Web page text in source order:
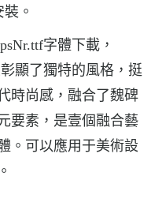
。
字體下載，
顯了獨特的風格，挺
時尚感，融合了魏碑
要素，是壹個融合藝
。可以應用于美術設